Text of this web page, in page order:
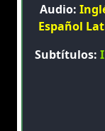
Audio:
Español
Subtítulos: